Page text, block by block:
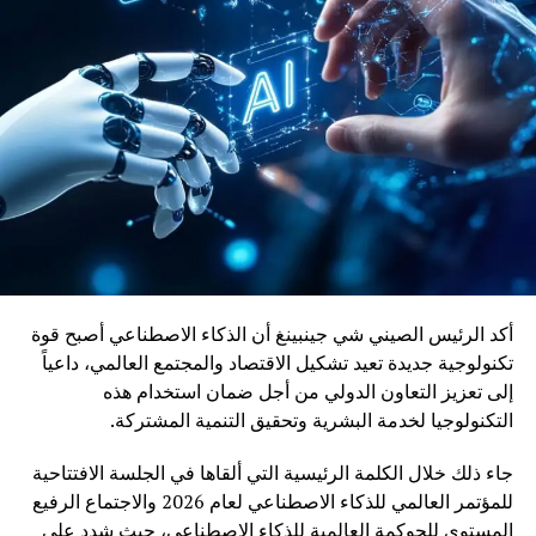
ويأتي إدماج قاطرات DO-70X ضمن رؤية المغرب الرامية إلى
بناء منظومة نقل سككي أكثر نجاعة واستدامة، بما يواكب
التحولات الاقتصادية ويعزز دور السكك الحديدية كرافعة للتنمية
وربط مختلف جهات المملكة
أكد الرئيس الصيني شي جينبينغ أن الذكاء الاصطناعي أصبح قوة
تكنولوجية جديدة تعيد تشكيل الاقتصاد والمجتمع العالمي، داعياً
إلى تعزيز التعاون الدولي من أجل ضمان استخدام هذه
التكنولوجيا لخدمة البشرية وتحقيق التنمية المشتركة.
جاء ذلك خلال الكلمة الرئيسية التي ألقاها في الجلسة الافتتاحية
للمؤتمر العالمي للذكاء الاصطناعي لعام 2026 والاجتماع الرفيع
المستوى للحوكمة العالمية للذكاء الاصطناعي، حيث شدد على